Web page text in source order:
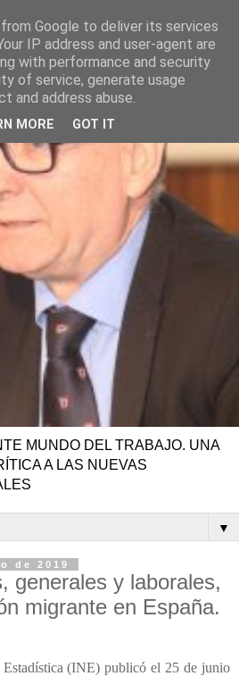
MUNDO DEL TRABAJO. UNA
A LAS NUEVAS
▼
de 2019
generales y laborales,
migrante en España.
(INE) publicó el 25 de junio
Google to deliver its services
IP address and user-agent are
with performance and security
of service, generate usage
and address abuse.
MORE GOT IT